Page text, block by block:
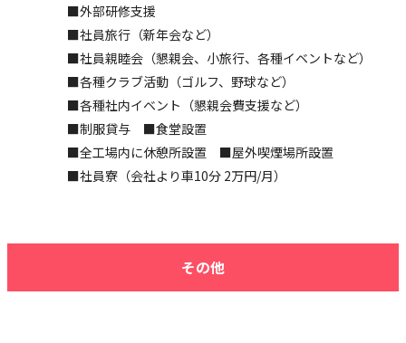
■外部研修支援
■社員旅行（新年会など）
■社員親睦会（懇親会、小旅行、各種イベントなど）
■各種クラブ活動（ゴルフ、野球など）
■各種社内イベント（懇親会費支援など）
■制服貸与 ■食堂設置
■全工場内に休憩所設置 ■屋外喫煙場所設置
■社員寮（会社より車10分 2万円/月）
その他